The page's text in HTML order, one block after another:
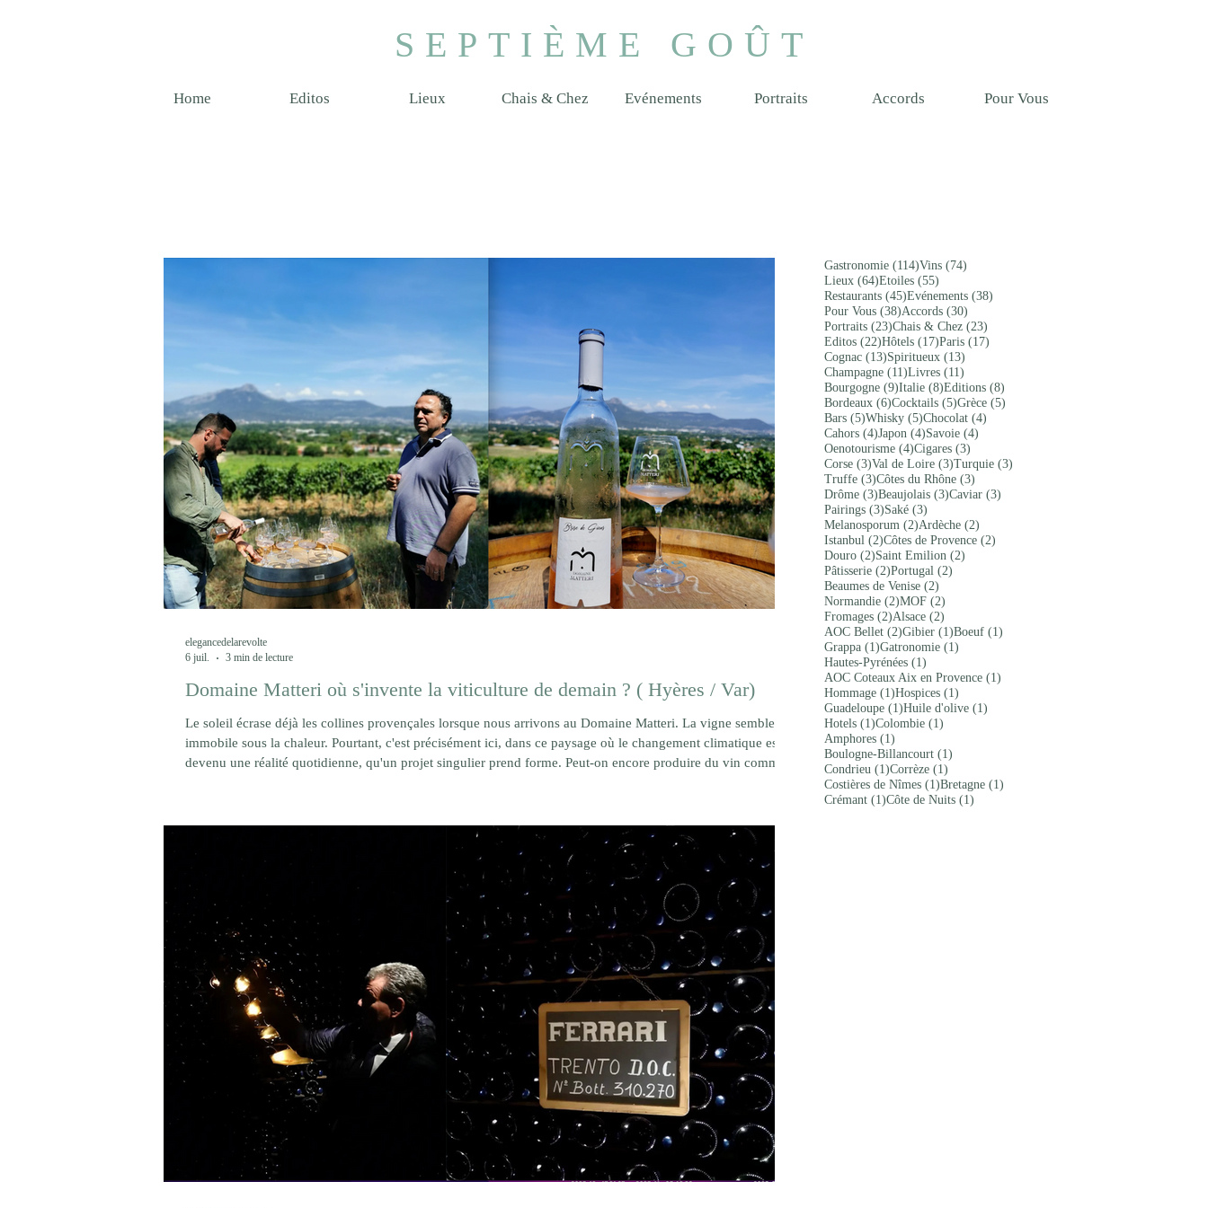
SEPTIÈME GOÛT
Home Editos Lieux Chais & Chez Evénements Portraits Accords Pour Vous
Domaine Matteri où s'invente la viticulture de demain ? ( Hyères / Var)
Le soleil écrase déjà les collines provençales lorsque nous arrivons au Domaine Matteri. La vigne semble
immobile sous la chaleur. Pourtant, c'est précisément ici, dans ce paysage où le changement climatique est
devenu une réalité quotidienne, qu'un projet singulier prend forme. Peut-on encore produire du vin comme
elegancedelarevolte
6 juil.
3 min de lecture
Gastronomie (114)114 posts
Vins (74)
Lieux (64)64 posts
Etoiles (55)
Restaurants (45)45 posts
Evénements (38)
Pour Vous (38)38 posts
Accords (30)
Portraits (23)23 posts
Chais & Chez (23)
Editos (22)22 posts
Hôtels (17)17 posts
Paris (17)
Cognac (13)13 posts
Spiritueux (13)
Champagne (11)11 posts
Livres (11)
Bourgogne (9)9 posts
Italie (8)8 posts
Editions (8)
Bordeaux (6)6 posts
Cocktails (5)5 posts
Grèce (5)
Bars (5)5 posts
Whisky (5)5 posts
Chocolat (4)
Cahors (4)4 posts
Japon (4)4 posts
Savoie (4)
Oenotourisme (4)4 posts
Cigares (3)
Corse (3)3 posts
Val de Loire (3)3 posts
Turquie (3)
Truffe (3)3 posts
Côtes du Rhône (3)
Drôme (3)3 posts
Beaujolais (3)3 posts
Caviar (3)
Pairings (3)3 posts
Saké (3)
Melanosporum (2)2 posts
Ardèche (2)
Istanbul (2)2 posts
Côtes de Provence (2)
Douro (2)2 posts
Saint Emilion (2)
Pâtisserie (2)2 posts
Portugal (2)
Beaumes de Venise (2)
Normandie (2)2 posts
MOF (2)
Fromages (2)2 posts
Alsace (2)
AOC Bellet (2)2 posts
Gibier (1)1 post
Boeuf (1)
Grappa (1)1 post
Gatronomie (1)
Hautes-Pyrénées (1)
AOC Coteaux Aix en Provence (1)
Hommage (1)1 post
Hospices (1)
Guadeloupe (1)1 post
Huile d'olive (1)
Hotels (1)1 post
Colombie (1)
Amphores (1)
Boulogne-Billancourt (1)
Condrieu (1)1 post
Corrèze (1)
Costières de Nîmes (1)1 post
Bretagne (1)
Crémant (1)1 post
Côte de Nuits (1)